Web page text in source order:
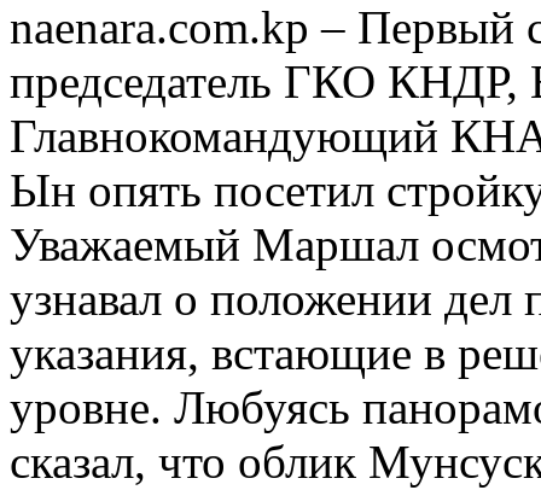
naenara.com.kp –
председатель ГКО КНДР,
Главнокомандующий
Ын опять посетил
Уважаемый Маршал
узнавал о положении дел
указания, встающие в
уровне. Любуясь
сказал, что облик